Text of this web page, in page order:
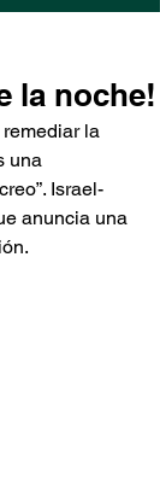
la noche!
la
una
Israel-
anuncia una